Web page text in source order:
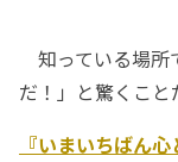
知っている場所
だ！」と驚くこと
『いまいちばん